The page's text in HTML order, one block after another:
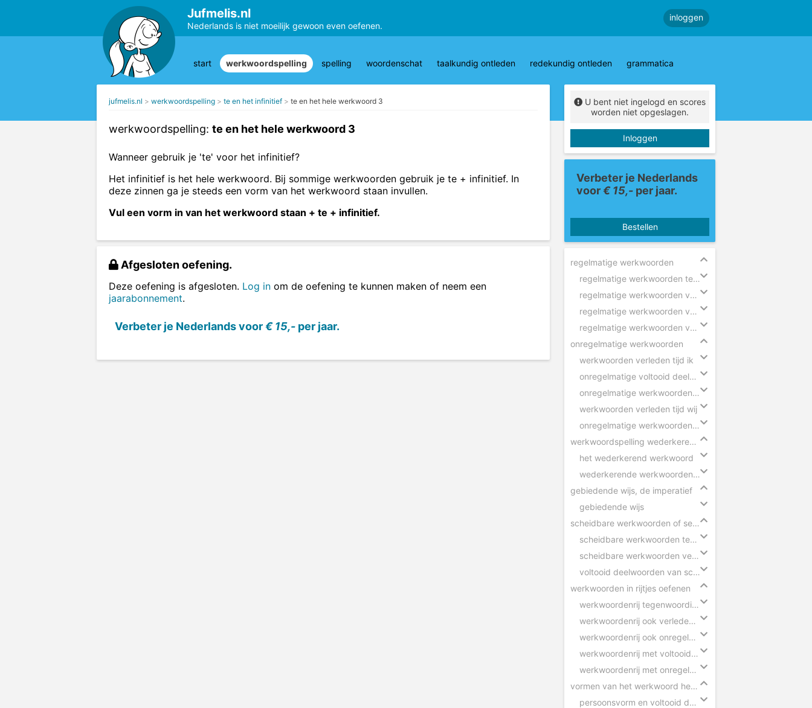
Jufmelis.nl
Nederlands is niet moeilijk gewoon even oefenen.
inloggen
start werkwoordspelling spelling woordenschat taalkundig ontleden redekundig ontleden grammatica
jufmelis.nl werkwoordspelling te en het infinitief te en het hele werkwoord 3
werkwoordspelling: te en het hele werkwoord 3
Wanneer gebruik je 'te' voor het infinitief?
Het infinitief is het hele werkwoord. Bij sommige werkwoorden gebruik je te + infinitief. In
deze zinnen ga je steeds een vorm van het werkwoord staan invullen.
Vul een vorm in van het werkwoord staan + te + infinitief.
Afgesloten oefening.
Deze oefening is afgesloten. Log in om de oefening te kunnen maken of neem een
jaarabonnement.
Verbeter je Nederlands voor€ 15,- per jaar.
U bent niet ingelogd en scores
worden niet opgeslagen.
Inloggen
Verbeter je Nederlands
voor€ 15,- per jaar.
Bestellen
regelmatige werkwoorden
regelmatige werkwoorden tegenwoordige tijd
regelmatige werkwoorden verleden tijd
regelmatige werkwoorden voltooid deelwoord
regelmatige werkwoorden verleden tijd eenvoudig
onregelmatige werkwoorden
werkwoorden verleden tijd ik
onregelmatige voltooid deelwoorden in zinnen
onregelmatige werkwoorden voltooid deelwoord
werkwoorden verleden tijd wij
onregelmatige werkwoorden verleden tijd
werkwoordspelling wederkerend werkwoord
het wederkerend werkwoord
wederkerende werkwoorden in zinnen
gebiedende wijs, de imperatief
gebiedende wijs
scheidbare werkwoorden of separabele verba
scheidbare werkwoorden tegenwoordige tijd
scheidbare werkwoorden verleden tijd
voltooid deelwoorden van scheidbare werkwoorden
werkwoorden in rijtjes oefenen
werkwoordenrij tegenwoordige tijd
werkwoordenrij ook verleden tijd
werkwoordenrij ook onregelmatige werkwoorden
werkwoordenrij met voltooid deelwoorden
werkwoordenrij met onregelmatige werkwoorden
vormen van het werkwoord herkennen
persoonsvorm en voltooid deelwoord herkennen